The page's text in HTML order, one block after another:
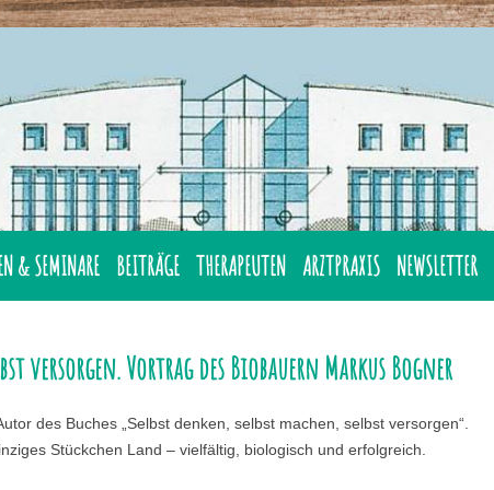
Inhalt
springen
IN GGB
GGB IN
& SEMINARE BEITRÄGE
ERNÄHRUNG
REZEPTE
GESUND DURCH
ERNÄHRUNG
MEDIZIN
DR. MED. MAX
ÄRZTLICHER RAT
IMMUNSYSTEM STÄRKEN
THERAPEUTEN ARZTPRAXIS NEWSLETTER
versorgen. Vortrag des Biobauern Markus Bogner
des Buches „Selbst denken, selbst machen, selbst versorgen“.
Stückchen Land – vielfältig, biologisch und erfolgreich.